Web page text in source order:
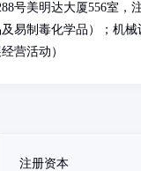
号美明达大厦556室，
易制毒化学品）；机
营活动）
注册资本